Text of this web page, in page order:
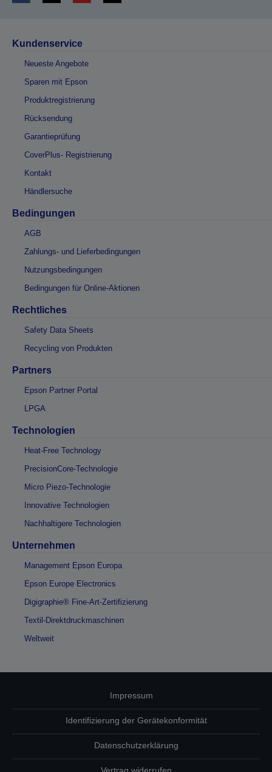
Kundenservice
Neueste Angebote
Sparen mit Epson
Produktregistrierung
Rücksendung
Garantieprüfung
CoverPlus- Registrierung
Kontakt
Händlersuche
Bedingungen
AGB
Zahlungs- und Lieferbedingungen
Nutzungsbedingungen
Bedingungen für Online-Aktionen
Rechtliches
Safety Data Sheets
Recycling von Produkten
Partners
Epson Partner Portal
LPGA
Technologien
Heat-Free Technology
PrecisionCore-Technologie
Micro Piezo-Technologie
Innovative Technologien
Nachhaltigere Technologien
Unternehmen
Management Epson Europa
Epson Europe Electronics
Digigraphie® Fine-Art-Zertifizierung
Textil-Direktdruckmaschinen
Weltweit
Impressum
Identifizierung der Gerätekonformität
Datenschutzerklärung
Vertrag widerrufen